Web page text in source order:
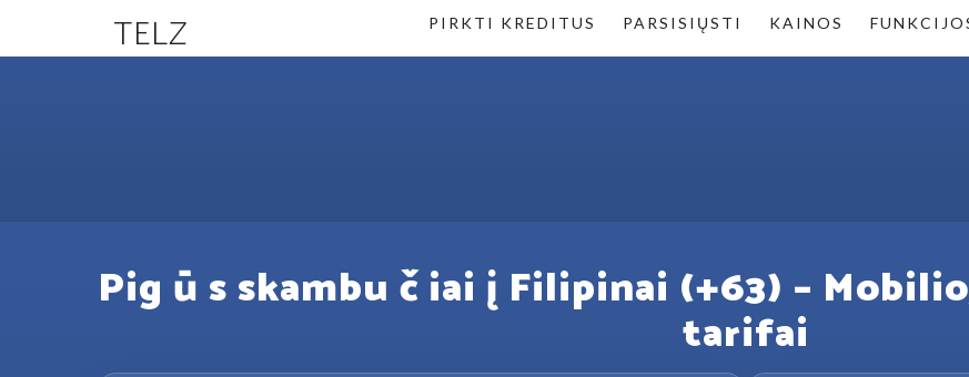
TELZ PIRKTI KREDITUS PARSISIŲSTI KAINOS
Pig ū s skambu č iai į Filipinai (+63) –
tarifai